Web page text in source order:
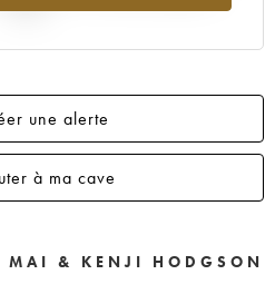
une alerte
à ma cave
MAI & KENJI HODGSON